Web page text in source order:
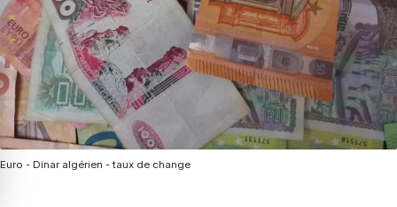
Euro - Dinar algérien - taux de change